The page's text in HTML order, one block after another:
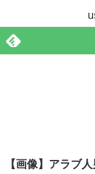
【画像】アラブ